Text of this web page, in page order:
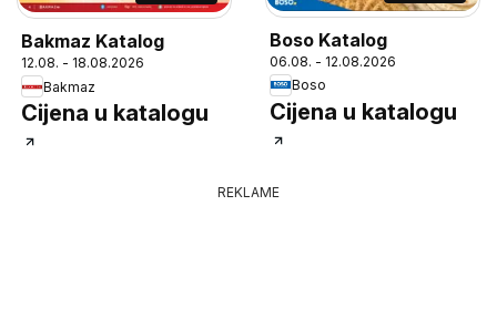
Bakmaz Katalog
12.08. - 18.08.2026
Bakmaz
Cijena u katalogu
Boso Katalog
06.08. - 12.08.2026
Boso
Cijena u katalogu
REKLAME